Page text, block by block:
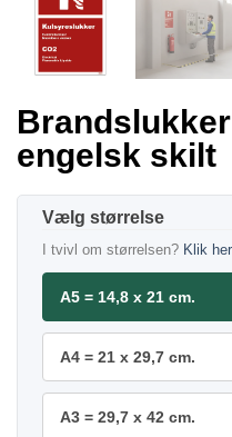
engelsk skilt
størrelse
I tvivl om størrelsen? Klik her
A5 = 14,8 x 21 cm.
A4 = 21 x 29,7 cm.
A3 = 29,7 x 42 cm.